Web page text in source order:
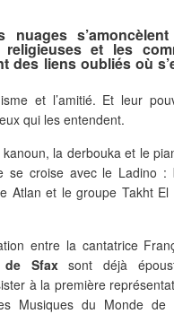
et les
des liens oubliés où
et l’amitié. Et leur
qui les entendent.
la derbouka et le
se croise avec le Ladino :
Atlan et le groupe Takht El
entre la cantatrice
de Sfaxsont déjà
à la première
Musiques du Monde